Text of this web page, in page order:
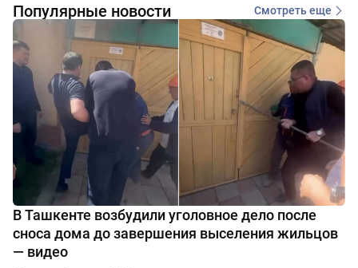
Популярные новости Смотреть еще
В Ташкенте возбудили уголовное дело после
сноса дома до завершения выселения жильцов
— видео